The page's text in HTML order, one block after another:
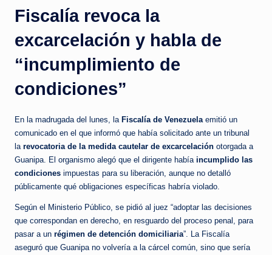
Fiscalía revoca la
excarcelación y habla de
“incumplimiento de
condiciones”
En la madrugada del lunes, la Fiscalía de Venezuelaemitió un
comunicado en el que informó que había solicitado ante un tribunal
la revocatoria de la medida cautelar de excarcelación otorgada a
Guanipa. El organismo alegó que el dirigente había incumplido las
condiciones impuestas para su liberación, aunque no detalló
públicamente qué obligaciones específicas habría violado.
Según el Ministerio Público, se pidió al juez “adoptar las decisiones
que correspondan en derecho, en resguardo del proceso penal, para
pasar a un régimen de detención domiciliaria”. La Fiscalía
aseguró que Guanipa no volvería a la cárcel común, sino que sería